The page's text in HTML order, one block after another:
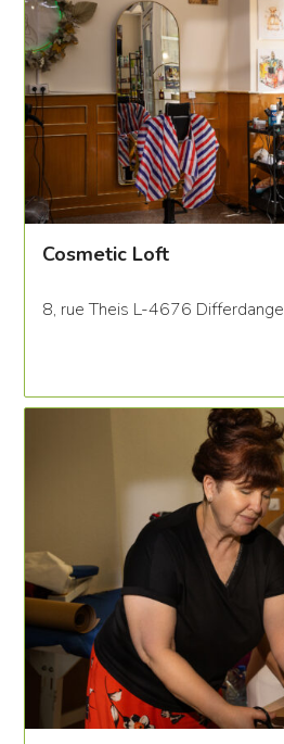
Cosmetic Loft
8, rue Theis L-4676 Differdange